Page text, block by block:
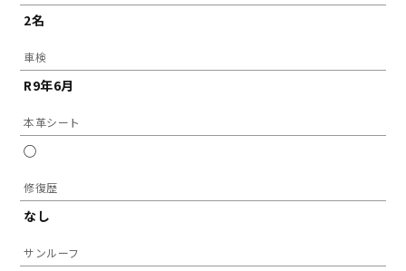
2名
車検
R9年6月
本革シート
◯
修復歴
なし
サンルーフ